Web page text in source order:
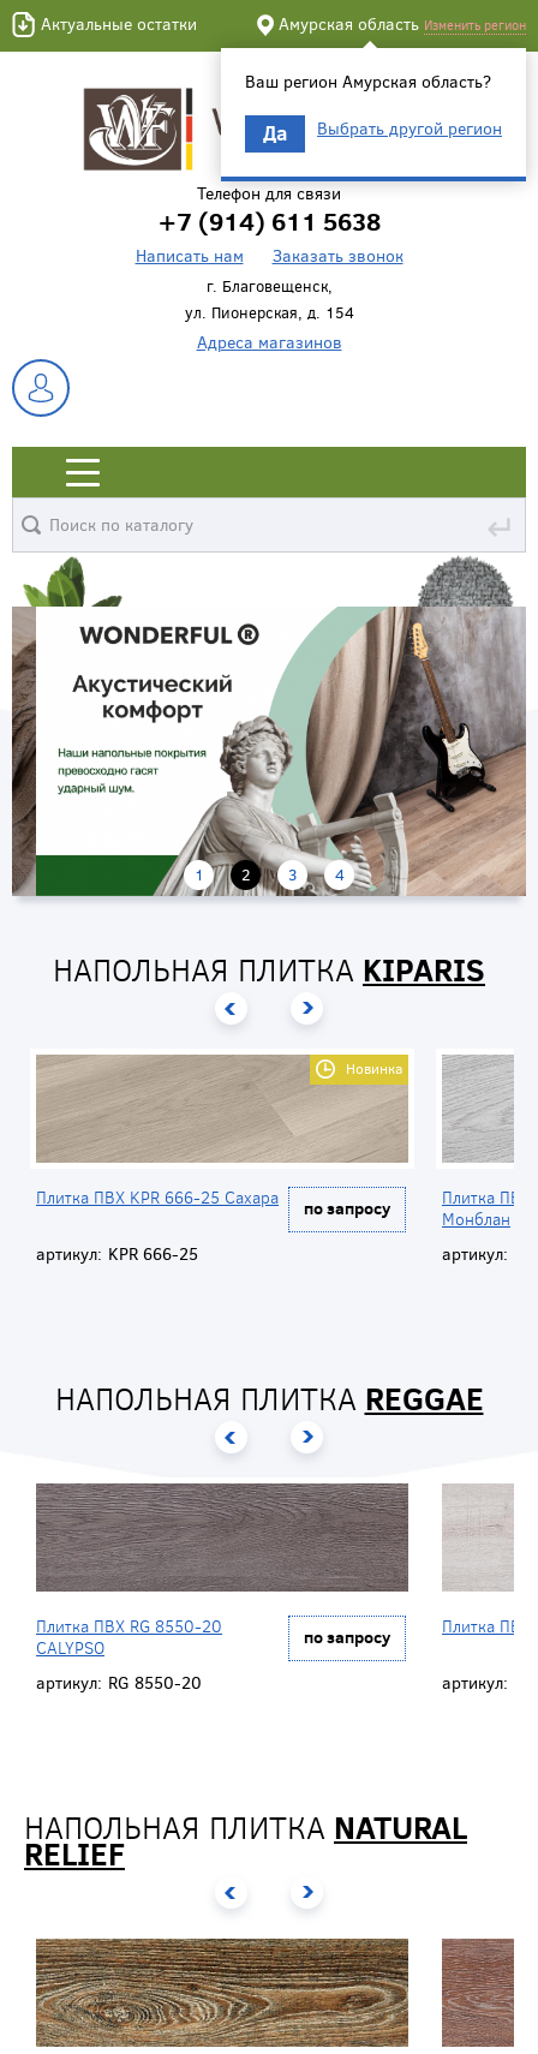
Актуальные остатки Амурская область Изменить регион
Ваш регион Амурская область?
Да Выбрать другой регион
Телефон для связи
+7 (914) 611 5638
Написать нам Заказать звонок
г. Благовещенск,
ул. Пионерская, д. 154
Адреса магазинов
↵
1 2 3 4
НАПОЛЬНАЯ ПЛИТКА KIPARIS
Новинка
Плитка ПВХ KPR 666-25 Сахара по запросу
артикул: KPR 666-25
Плитка ПВХ
Монблан
артикул:
НАПОЛЬНАЯ ПЛИТКА REGGAE
Плитка ПВХ RG 8550-20
CALYPSO
по запросу
артикул: RG 8550-20
Плитка ПВХ
артикул:
НАПОЛЬНАЯ ПЛИТКА NATURAL
RELIEF